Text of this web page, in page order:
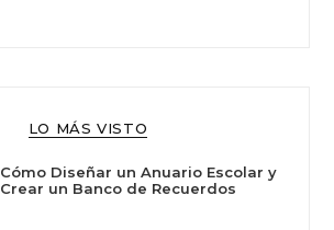
LO MÁS VISTO
Cómo Diseñar un Anuario Escolar y
Crear un Banco de Recuerdos